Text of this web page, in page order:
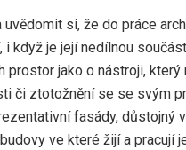
si, že do práce
když je její nedílnou
prostor jako o nástroji,
či ztotožnění se se svým
fasády, důstojný
ve které žijí a pracují